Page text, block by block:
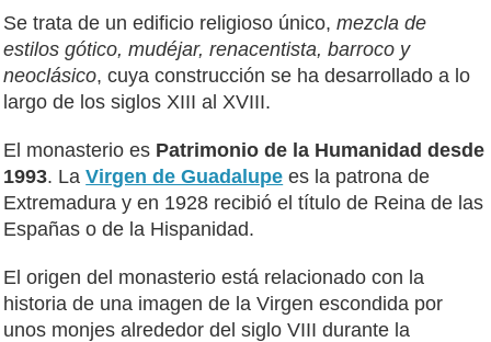
Se trata de un edificio religioso único,mezcla de
estilos gótico, mudéjar, renacentista, barroco y
neoclásico, cuya construcción se ha desarrollado a lo
largo de los siglos XIII al XVIII.
El monasterio es Patrimonio de la Humanidad desde
1993. LaVirgen de Guadalupe es la patrona de
Extremadura y en 1928 recibió el título de Reina de las
Españas o de la Hispanidad.
El origen del monasterio está relacionado con la
historia de una imagen de la Virgen escondida por
unos monjes alrededor del siglo VIII durante la